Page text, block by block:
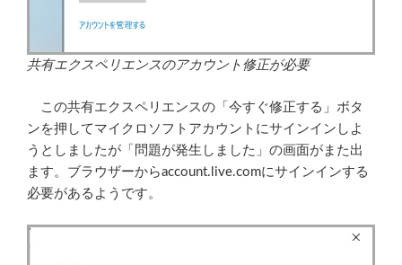
共有エクスペリエンスのアカウント修正が必要
この共有エクスペリエンスの「今すぐ修正する」ボタ
ンを押してマイクロソフトアカウントにサインインしよ
うとしましたが「問題が発生しました」の画面がまた出
ます。ブラウザーからaccount.live.comにサインインする
必要があるようです。